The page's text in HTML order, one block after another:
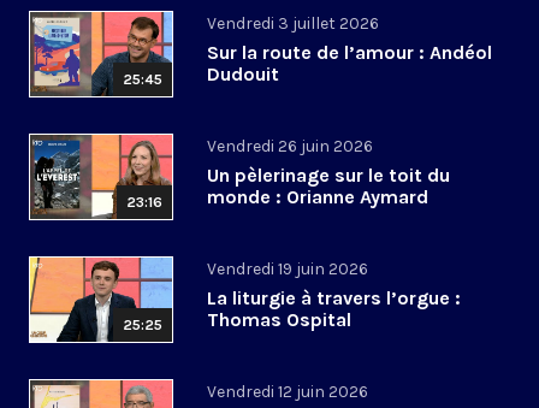
25:45
Vendredi 3 juillet 2026
Sur la route de l’amour : Andéol
Dudouit
23:16
Vendredi 26 juin 2026
Un pèlerinage sur le toit du
monde : Orianne Aymard
25:25
Vendredi 19 juin 2026
La liturgie à travers l’orgue :
Thomas Ospital
Vendredi 12 juin 2026